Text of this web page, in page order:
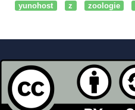
yunohost
z zoologie